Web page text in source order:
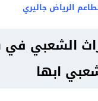
الرياض جاليري
الشعبي
ابها